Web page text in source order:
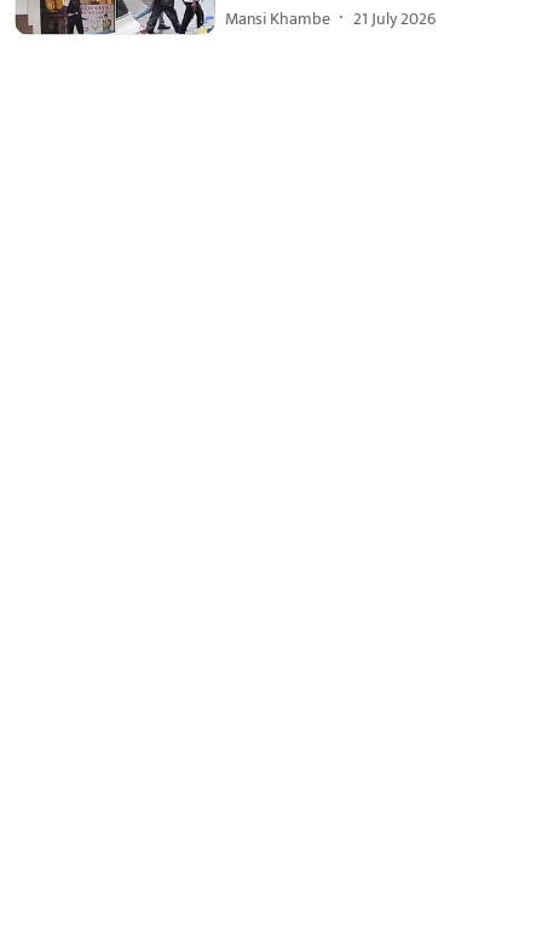
Mansi Khambe 21 July 2026